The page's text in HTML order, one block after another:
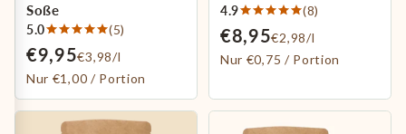
Soße
5.0 (5)
€9,95€3,98/l
Nur €1,00 / Portion
4.9 (8)
€8,95€2,98/l
Nur €0,75 / Portion